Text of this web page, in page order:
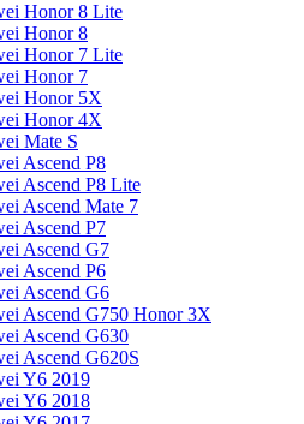
Honor 8 Lite
Honor 8
Honor 7 Lite
Honor 7
Honor 5X
Honor 4X
Mate S
Ascend P8
Ascend P8 Lite
Ascend Mate 7
Ascend P7
Ascend G7
Ascend P6
Ascend G6
Ascend G750 Honor 3X
Ascend G630
Ascend G620S
Y6 2019
Y6 2018